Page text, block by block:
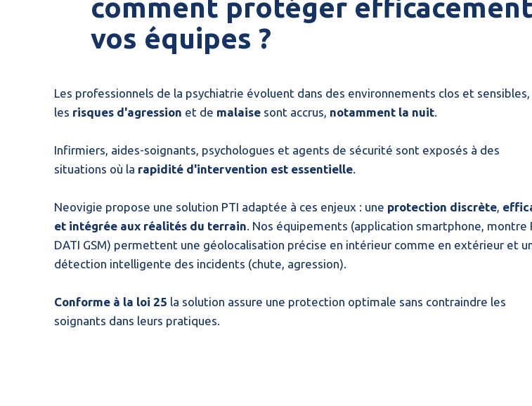
comment protéger efficacement
vos équipes ?
Les professionnels de la psychiatrie évoluent dans des environnements clos et sensibles,
les risques d'agression et de malaise sont accrus, notamment la nuit
Infirmiers, aides-soignants, psychologues et agents de sécurité sont exposés à des
situations où la rapidité d'intervention est essentielle
Neovigie propose une solution PTI adaptée à ces enjeux : une protection discrète
et intégrée aux réalités du terrain . Nos équipements (application smartphone, montre
DATI GSM) permettent une géolocalisation précise en intérieur comme en extérieur et
détection intelligente des incidents (chute, agression).
Conforme à la loi 25 la solution assure une protection optimale sans contraindre les
soignants dans leurs pratiques.